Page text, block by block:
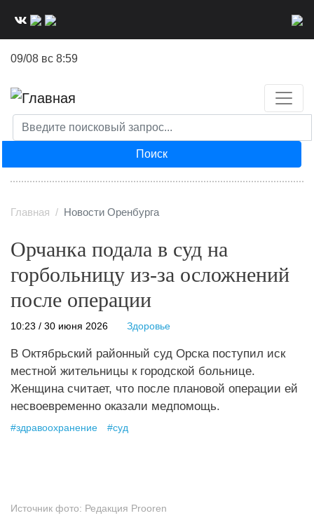
09/08 вс 8:59
Поиск
Главная Новости Оренбурга
Орчанка подала в суд на
горбольницу из-за осложнений
после операции
10:23 / 30 июня 2026 Здоровье
В Октябрьский районный суд Орска поступил иск
местной жительницы к городской больнице.
Женщина считает, что после плановой операции ей
несвоевременно оказали медпомощь.
#здравоохранение #суд
Источник фото: Редакция Prooren